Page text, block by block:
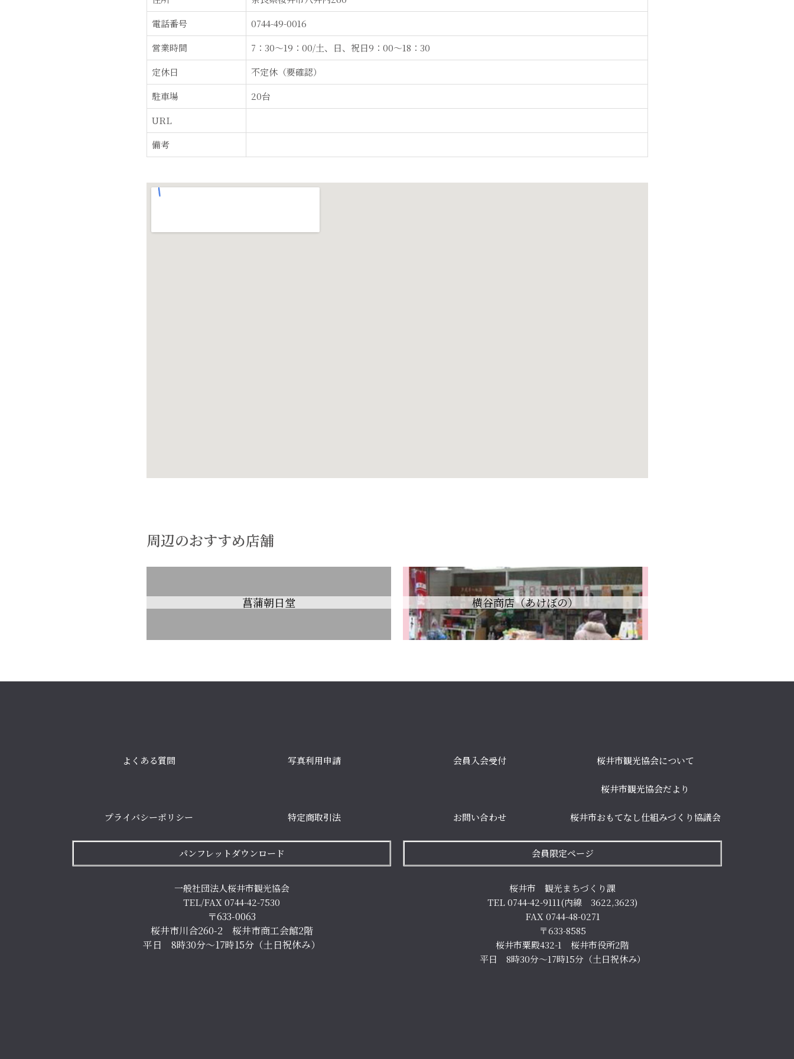
電話番号
0744-49-0016
営業時間
7：30～19：00/土、日、祝日9：00～18：30
定休日
不定休（要確認）
駐車場
20台
URL
備考
周辺のおすすめ店舗
菖蒲朝日堂 横谷商店（あけぼの）
よくある質問 写真利用申請 会員入会受付 桜井市観光協会について
桜井市観光協会だより
プライバシーポリシー 特定商取引法 お問い合わせ 桜井市おもてなし仕組みづくり協議会
パンフレットダウンロード 会員限定ページ
一般社団法人桜井市観光協会
TEL/FAX 0744-42-7530
〒633-0063
桜井市川合260-2 桜井市商工会館2階
平日 8時30分～17時15分（土日祝休み）
桜井市 観光まちづくり課
TEL 0744-42-9111(内線 3622,3623)
FAX 0744-48-0271
〒633-8585
桜井市粟殿432-1 桜井市役所2階
平日 8時30分～17時15分（土日祝休み）